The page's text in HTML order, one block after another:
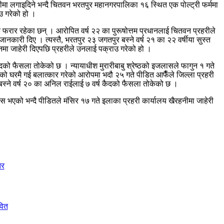
लगाइदिने भन्दै चितवन भरतपुर महानगरपालिका १६ स्थित एक पोल्ट्री फर्ममा
गरेको हो ।
रहेका छन् । आरोपित वर्ष २२ का पुरूषोत्तम प्रधानलाई चितवन प्रहरीले
दिए । त्यस्तै, भरतपुर २३ जगतपुर बस्ने वर्ष २१ का २२ वर्षीया सुस्त
जाहेरी दिएपछि प्रहरीले उनलाई पक्राउ गरेको हो ।
फैसला तोकेको छ । न्यायाधीश मुरारीबाबु श्रेष्ठको इजलासले फागुन १ गते
गई बलात्कार गरेको आरोपमा भदौ २५ गते पीडित आफैँले जिल्ला प्रहरी
बस्ने वर्ष २० का अनिल राईलाई ७ वर्ष कैदको फैसला तोकेको छ ।
भन्दै पीडितले मंसिर १७ गते इलाका प्रहरी कार्यालय खैरहनीमा जाहेरी